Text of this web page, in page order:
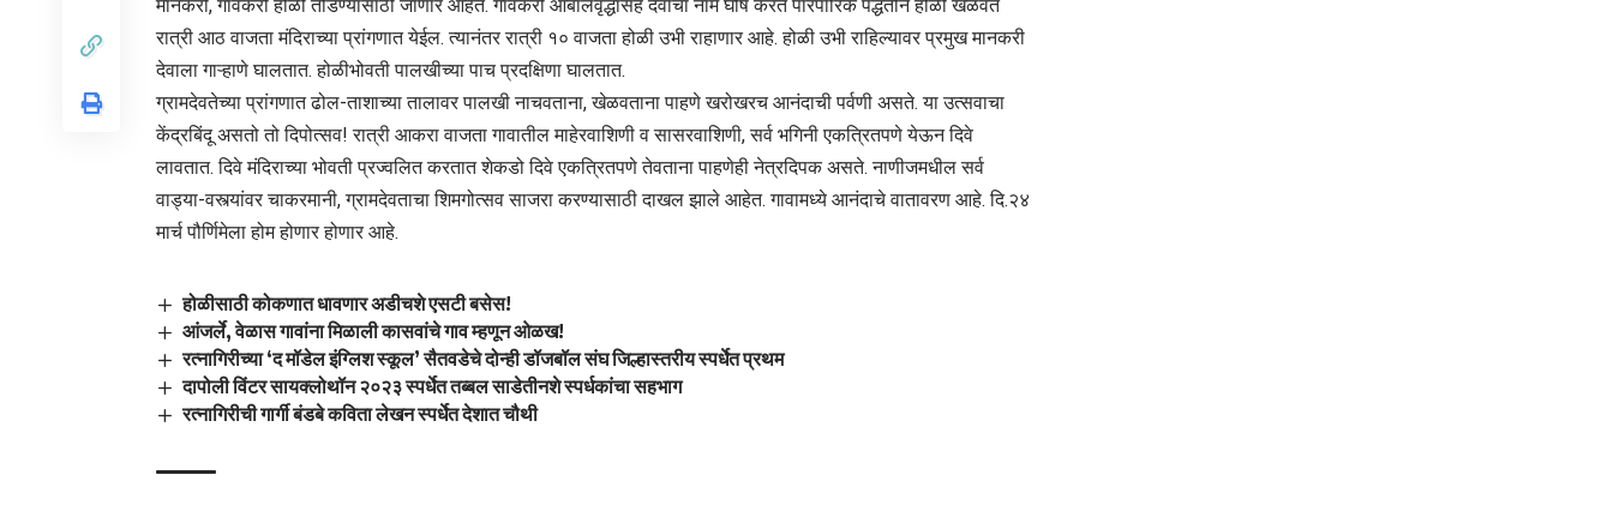
मानकरी, गावकरी होळी तोडण्यासाठी जाणार आहेत. गावकरी आबालवृद्धांसह देवाचा नाम घोष करत पारंपारिक पद्धतीने होळी खेळवत
रात्री आठ वाजता मंदिराच्या प्रांगणात येईल. त्यानंतर रात्री १० वाजता होळी उभी राहाणार आहे. होळी उभी राहिल्यावर प्रमुख मानकरी
देवाला गाऱ्हाणे घालतात. होळीभोवती पालखीच्या पाच प्रदक्षिणा घालतात.
ग्रामदेवतेच्या प्रांगणात ढोल-ताशाच्या तालावर पालखी नाचवताना, खेळवताना पाहणे खरोखरच आनंदाची पर्वणी असते. या उत्सवाचा
केंद्रबिंदू असतो तो दिपोत्सव! रात्री आकरा वाजता गावातील माहेरवाशिणी व सासरवाशिणी, सर्व भगिनी एकत्रितपणे येऊन दिवे
लावतात. दिवे मंदिराच्या भोवती प्रज्वलित करतात शेकडो दिवे एकत्रितपणे तेवताना पाहणेही नेत्रदिपक असते. नाणीजमधील सर्व
वाड्या-वस्त्यांवर चाकरमानी, ग्रामदेवताचा शिमगोत्सव साजरा करण्यासाठी दाखल झाले आहेत. गावामध्ये आनंदाचे वातावरण आहे. दि.२४
मार्च पौर्णिमेला होम होणार होणार आहे.
होळीसाठी कोकणात धावणार अडीचशे एसटी बसेस!
आंजर्ले, वेळास गावांना मिळाली कासवांचे गाव म्हणून ओळख!
रत्नागिरीच्या ‘द मॉडेल इंग्लिश स्कूल’ सैतवडेचे दोन्ही डॉजबॉल संघ जिल्हास्तरीय स्पर्धेत प्रथम
दापोली विंटर सायक्लोथॉन २०२३ स्पर्धेत तब्बल साडेतीनशे स्पर्धकांचा सहभाग
रत्नागिरीची गार्गी बंडबे कविता लेखन स्पर्धेत देशात चौथी